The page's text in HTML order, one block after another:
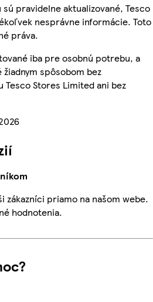
pravidelne aktualizované, Tesco
nesprávne informácie. Toto
práva.
iba pre osobnú potrebu, a
spôsobom bez
Tesco Stores Limited ani bez
zákazníci priamo na našom webe.
hodnotenia.